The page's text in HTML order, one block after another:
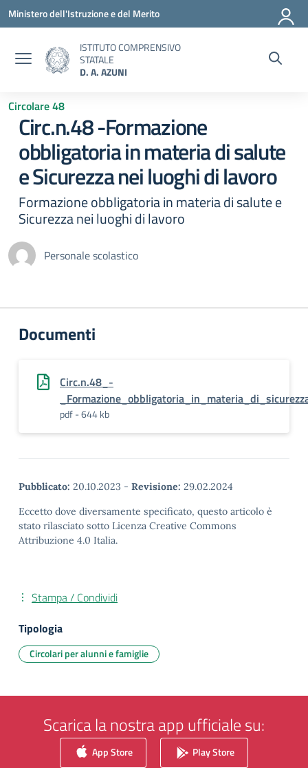
Vai ai contenuti
Vai al menu di navigazione
Vai al footer
Ministero dell'Istruzione e del Merito
ISTITUTO COMPRENSIVO
STATALE
D. A. AZUNI
Circolare 48
Circ.n.48 -Formazione
obbligatoria in materia di salute
e Sicurezza nei luoghi di lavoro
Formazione obbligatoria in materia di salute e
Sicurezza nei luoghi di lavoro
Personale scolastico
Documenti
Circ.n.48_-
pdf - 644 kb
Pubblicato: 20.10.2023 - Revisione: 29.02.2024
Eccetto dove diversamente specificato, questo articolo è
stato rilasciato sotto Licenza Creative Commons
Attribuzione 4.0 Italia.
Stampa / Condividi
Tipologia
Circolari per alunni e famiglie
Scarica la nostra app ufficiale su:
App Store Play Store